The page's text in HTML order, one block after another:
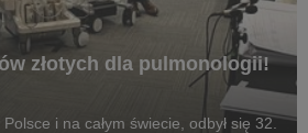
złotych dla pulmonologii!
i na całym świecie, odbył się 32.